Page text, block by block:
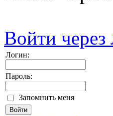
Войти через
Логин:
Пароль:
Запомнить меня